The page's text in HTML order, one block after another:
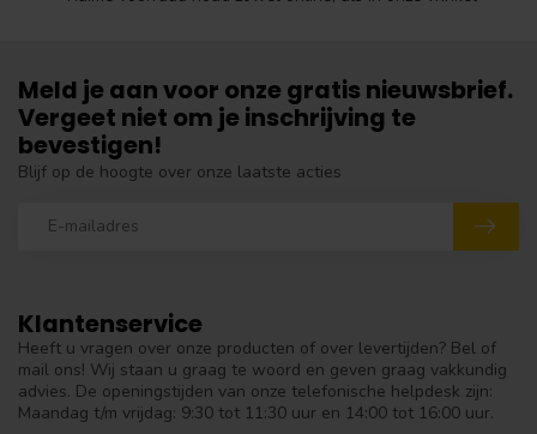
Klantenservice
Heeft u vragen over onze producten of over levertijden? Bel of
mail ons! Wij staan u graag te woord en geven graag vakkundig
advies. De openingstijden van onze telefonische helpdesk zijn:
Maandag t/m vrijdag: 9:30 tot 11:30 uur en 14:00 tot 16:00 uur.
Meld je aan voor onze gratis nieuwsbrief.
Vergeet niet om je inschrijving te
bevestigen!
Blijf op de hoogte over onze laatste acties